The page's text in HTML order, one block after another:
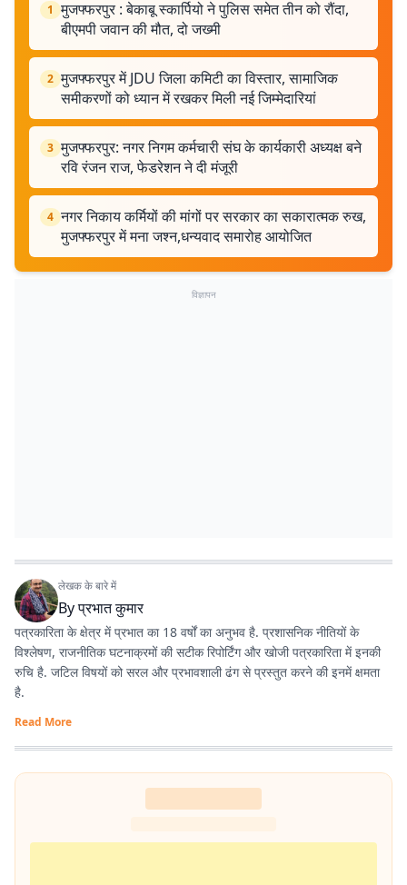
1 मुजफ्फरपुर : बेकाबू स्कार्पियो ने पुलिस समेत तीन को रौंदा,
बीएमपी जवान की मौत, दो जख्मी
2 मुजफ्फरपुर में JDU जिला कमिटी का विस्तार, सामाजिक
समीकरणों को ध्यान में रखकर मिली नई जिम्मेदारियां
3 मुजफ्फरपुर: नगर निगम कर्मचारी संघ के कार्यकारी अध्यक्ष बने
रवि रंजन राज, फेडरेशन ने दी मंजूरी
4 नगर निकाय कर्मियों की मांगों पर सरकार का सकारात्मक रुख,
मुजफ्फरपुर में मना जश्न,धन्यवाद समारोह आयोजित
विज्ञापन
लेखक के बारे में
Byप्रभात कुमार
पत्रकारिता के क्षेत्र में प्रभात का 18 वर्षों का अनुभव है. प्रशासनिक नीतियों के
विश्लेषण, राजनीतिक घटनाक्रमों की सटीक रिपोर्टिंग और खोजी पत्रकारिता में इनकी
रुचि है. जटिल विषयों को सरल और प्रभावशाली ढंग से प्रस्तुत करने की इनमें क्षमता
है.
Read More